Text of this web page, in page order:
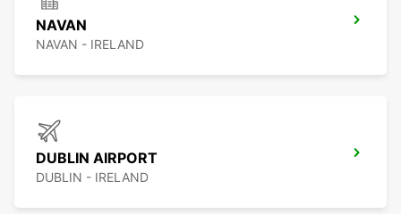
NAVAN
NAVAN - IRELAND
DUBLIN AIRPORT
DUBLIN - IRELAND